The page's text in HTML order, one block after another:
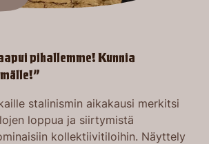
pihallemme! Kunnia
stalinismin aikakausi merkitsi
loppua ja siirtymistä
kollektiivitiloihin. Näyttely